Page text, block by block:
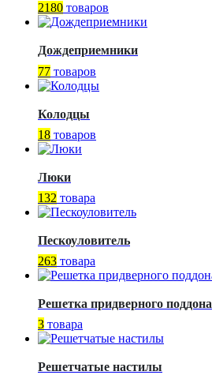
2180 товаров
Дождеприемники
77 товаров
Колодцы
18 товаров
Люки
132 товара
Пескоуловитель
263 товара
Решетка придверного поддона
3 товара
Решетчатые настилы